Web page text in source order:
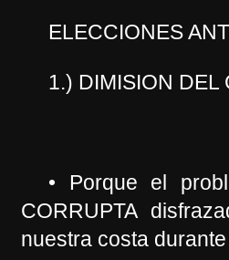
ELECCIONES
1.) DIMISION DEL
• Porque el
CORRUPTA
nuestra costa